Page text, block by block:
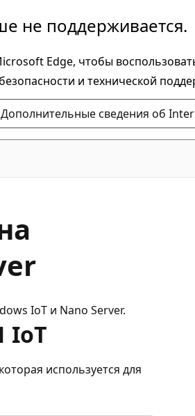
не поддерживается.
Edge, чтобы
и технической
Дополнительные сведения об
IoT и Nano Server.
IoT
используется для